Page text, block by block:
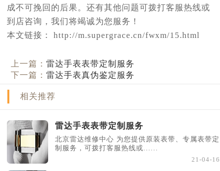
成不可挽回的后果。还有其他问题可拨打客服热线或
到店咨询，我们将竭诚为您服务！
本文链接： http://m.supergrace.cn/fwxm/15.html
上一篇：雷达手表表带定制服务
下一篇：雷达手表真伪鉴定服务
相关推荐
雷达手表表带定制服务
北京雷达维修中心 为您提供原装表带、专属表带定
制服务，可拨打客服热线或......
21-04-16